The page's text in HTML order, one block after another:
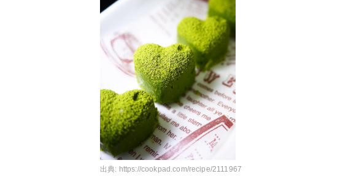
出典: https://cookpad.com/recipe/2111967